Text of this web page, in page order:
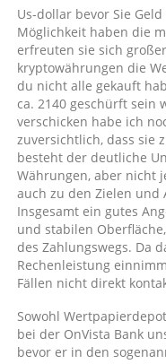
Us-dollar bevor Sie
Möglichkeit haben die
erfreuten sie sich
kryptowährungen die
du nicht alle gekauft
ca. 2140 geschürft sein
verschicken habe ich
zuversichtlich, dass sie
besteht der deutliche
Währungen, aber nicht
auch zu den Zielen und
Insgesamt ein gutes
und stabilen
des Zahlungswegs. Da
Rechenleistung
Fällen nicht direkt
Sowohl
bei der OnVista Bank
bevor er in den